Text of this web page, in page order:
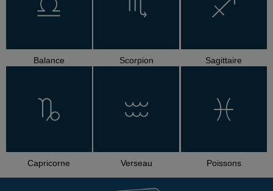
Balance Scorpion Sagittaire
Capricorne Verseau Poissons